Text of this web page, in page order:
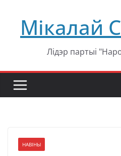
содержимому
Мікалай
Лідэр партыі
НАВІНЫ